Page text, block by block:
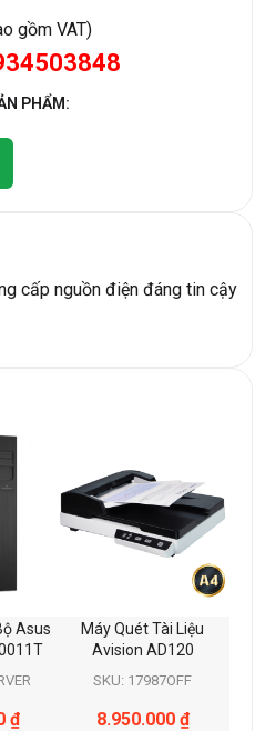
gồm VAT)
PHẨM:
cấp nguồn điện đáng tin cậy
Asus
₫
Máy Quét Tài Liệu
Avision AD120
SKU: 17987OFF
8.950.000 ₫